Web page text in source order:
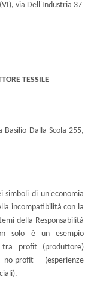
via Dell'Industria 37
TESSILE
Basilio Dalla Scola 255,
simboli di un'economia
incompatibilità con la
della Responsabilità
solo è un esempio
tra profit (produttore)
profit (esperienze